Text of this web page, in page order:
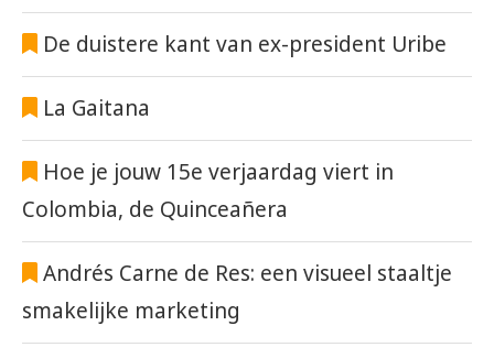
De duistere kant van ex-president Uribe
La Gaitana
Hoe je jouw 15e verjaardag viert in
Colombia, de Quinceañera
Andrés Carne de Res: een visueel staaltje
smakelijke marketing